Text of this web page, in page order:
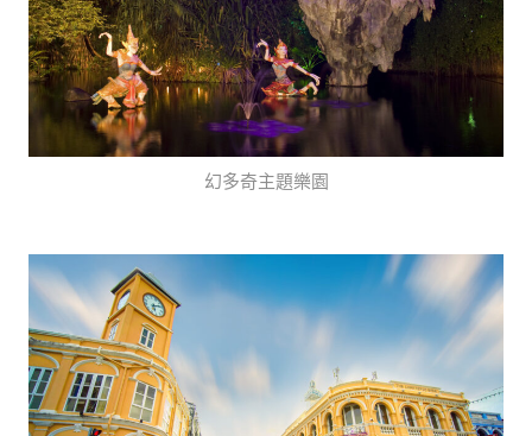
幻多奇主題樂園